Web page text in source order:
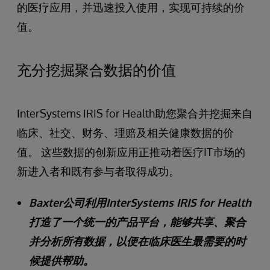
的医疗应用，并迅速投入使用，实现可持续的价
值。
充分挖掘聚合数据的价值
InterSystems IRIS for Health助您聚合并挖掘来自
临床、社交、财务、理赔及相关健康数据的价
值。 这些数据的创新应用正推动着医疗IT市场的
新进入者和既有参与者取得成功。
Baxter公司利用InterSystems IRIS for Health
打造了一个统一的产品平台，能够共享、聚合
并分析所有数据，以便在临床医生最需要的时
候提供帮助。